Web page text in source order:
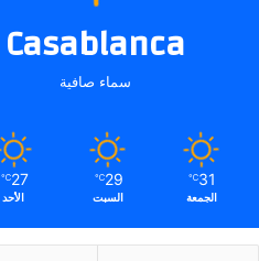
Casablanca
سماء صافية
31
℃
الجمعة
29
℃
السبت
27
℃
الأحد